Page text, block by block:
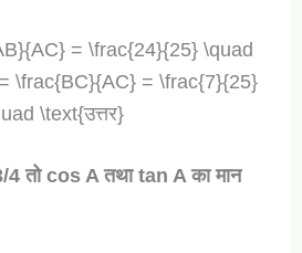
= \frac{24}{25} \quad
\frac{BC}{AC} = \frac{7}{25}
\text{उत्तर}
तो cos A तथा tan A का मान